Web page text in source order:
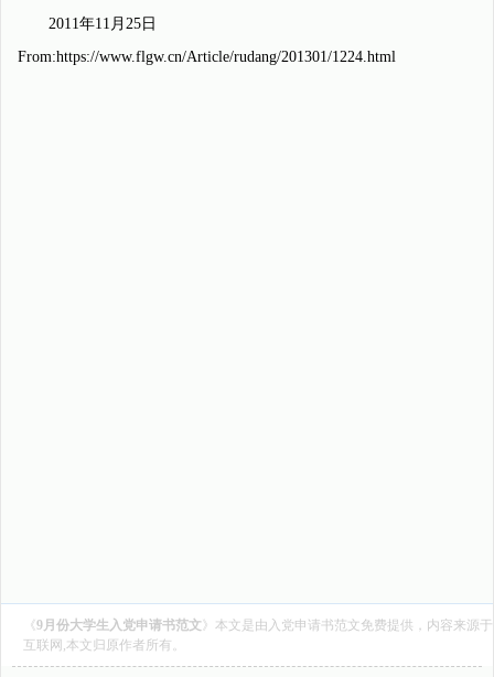
2011年11月25日
From:https://www.flgw.cn/Article/rudang/201301/1224.html
《9月份大学生入党申请书范文》本文是由 入党申请书范文免费提供，内容来源于
互联网,本文归原作者所有。